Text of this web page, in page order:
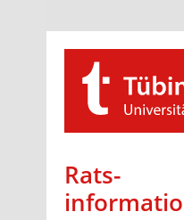
Rats­